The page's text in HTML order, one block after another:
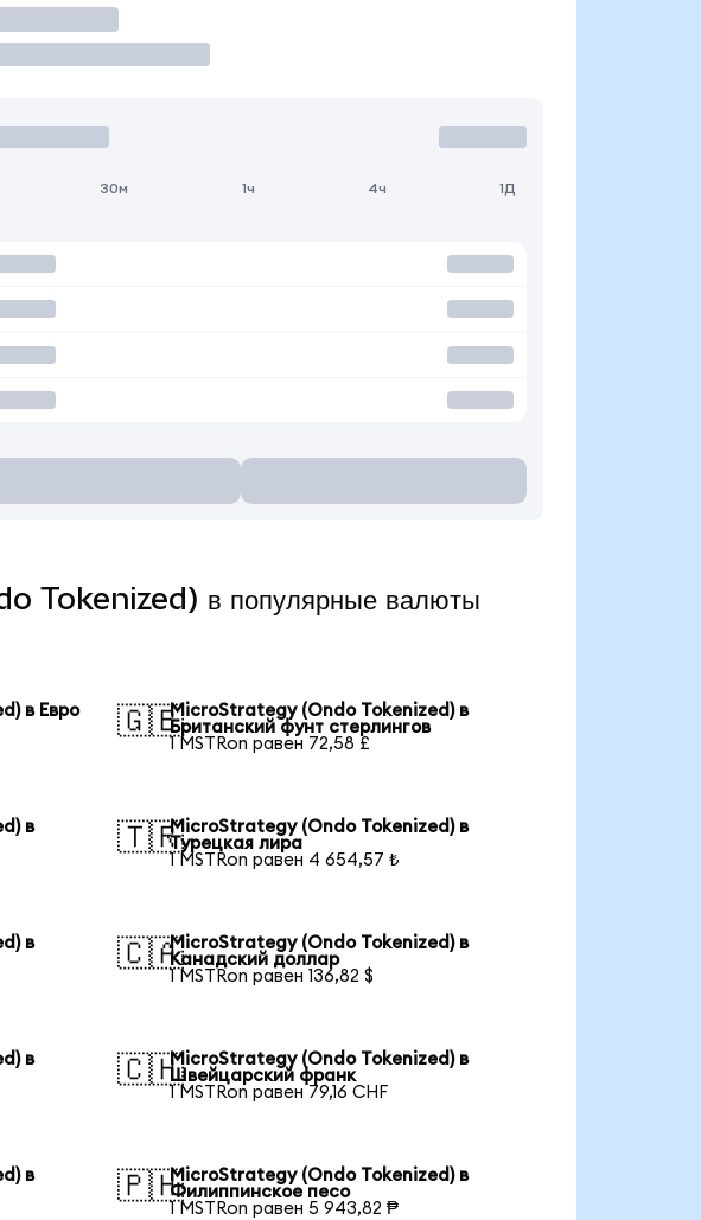
30м 1ч 4ч 1Д
Tokenized) в популярные валюты
в Евро
🇬🇧MicroStrategy (Ondo Tokenized) в
Британский фунт стерлингов
1 MSTRon равен 72,58 £
в
🇹🇷MicroStrategy (Ondo Tokenized) в
Турецкая лира
1 MSTRon равен 4 654,57 ₺
в
🇨🇦MicroStrategy (Ondo Tokenized) в
Канадский доллар
1 MSTRon равен 136,82 $
в
🇨🇭MicroStrategy (Ondo Tokenized) в
Швейцарский франк
1 MSTRon равен 79,16 CHF
в
🇵🇭MicroStrategy (Ondo Tokenized) в
Филиппинское песо
1 MSTRon равен 5 943,82 ₱